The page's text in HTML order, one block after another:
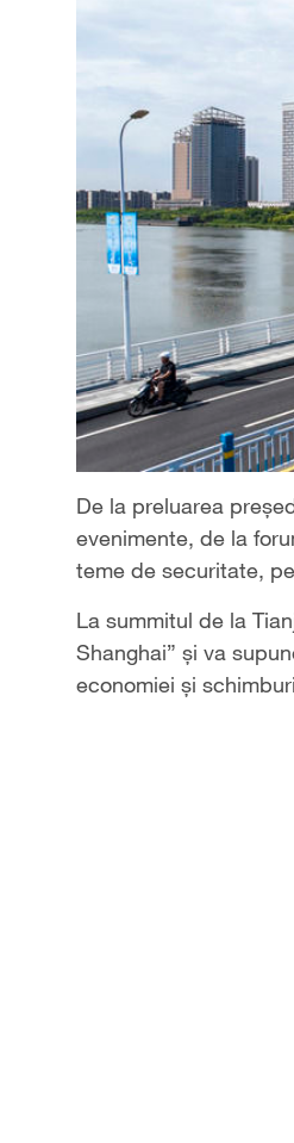
De la preluarea
evenimente, de la
teme de securitate,
La summitul de la
Shanghai” și va
economiei și